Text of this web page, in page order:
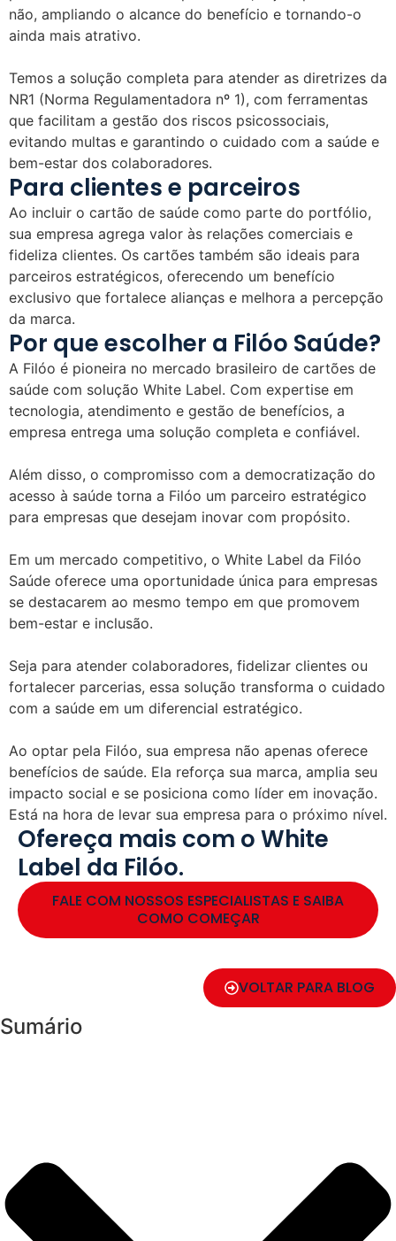
não, ampliando o alcance do benefício e tornando-o
ainda mais atrativo.
Temos a solução completa para atender as diretrizes da
NR1 (Norma Regulamentadora nº 1), com ferramentas
que facilitam a gestão dos riscos psicossociais,
evitando multas e garantindo o cuidado com a saúde e
bem-estar dos colaboradores.
Para clientes e parceiros
Ao incluir o cartão de saúde como parte do portfólio,
sua empresa agrega valor às relações comerciais e
fideliza clientes. Os cartões também são ideais para
parceiros estratégicos, oferecendo um benefício
exclusivo que fortalece alianças e melhora a percepção
da marca.
Por que escolher a Filóo Saúde?
A Filóo é pioneira no mercado brasileiro de cartões de
saúde com solução White Label. Com expertise em
tecnologia, atendimento e gestão de benefícios, a
empresa entrega uma solução completa e confiável.
Além disso, o compromisso com a democratização do
acesso à saúde torna a Filóo um parceiro estratégico
para empresas que desejam inovar com propósito.
Em um mercado competitivo, o White Label da Filóo
Saúde oferece uma oportunidade única para empresas
se destacarem ao mesmo tempo em que promovem
bem-estar e inclusão.
Seja para atender colaboradores, fidelizar clientes ou
fortalecer parcerias, essa solução transforma o cuidado
com a saúde em um diferencial estratégico.
Ao optar pela Filóo, sua empresa não apenas oferece
benefícios de saúde. Ela reforça sua marca, amplia seu
impacto social e se posiciona como líder em inovação.
Está na hora de levar sua empresa para o próximo nível.
Ofereça mais com o White
Label da Filóo.
FALE COM NOSSOS ESPECIALISTAS E SAIBA
COMO COMEÇAR
VOLTAR PARA BLOG
Sumário